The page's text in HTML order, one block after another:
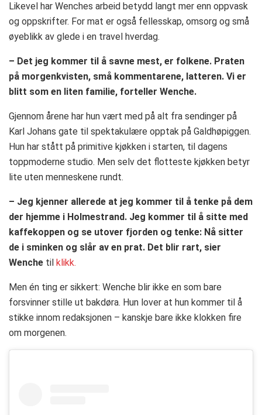
Likevel har Wenches arbeid betydd langt mer enn oppvask
og oppskrifter. For mat er også fellesskap, omsorg og små
øyeblikk av glede i en travel hverdag.
– Det jeg kommer til å savne mest, er folkene. Praten
på morgenkvisten, små kommentarene, latteren. Vi er
blitt som en liten familie, forteller Wenche.
Gjennom årene har hun vært med på alt fra sendinger på
Karl Johans gate til spektakulære opptak på Galdhøpiggen.
Hun har stått på primitive kjøkken i starten, til dagens
toppmoderne studio. Men selv det flotteste kjøkken betyr
lite uten menneskene rundt.
– Jeg kjenner allerede at jeg kommer til å tenke på dem
der hjemme i Holmestrand. Jeg kommer til å sitte med
kaffekoppen og se utover fjorden og tenke: Nå sitter
de i sminken og slår av en prat. Det blir rart, sier
Wenche til klikk.
Men én ting er sikkert: Wenche blir ikke en som bare
forsvinner stille ut bakdøra. Hun lover at hun kommer til å
stikke innom redaksjonen – kanskje bare ikke klokken fire
om morgenen.